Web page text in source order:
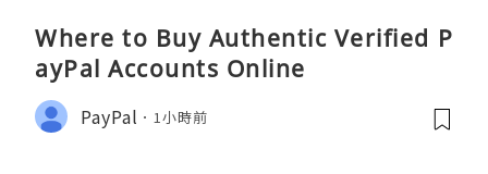
Where to Buy Authentic Verified P
ayPal Accounts Online
PayPal 1小時前